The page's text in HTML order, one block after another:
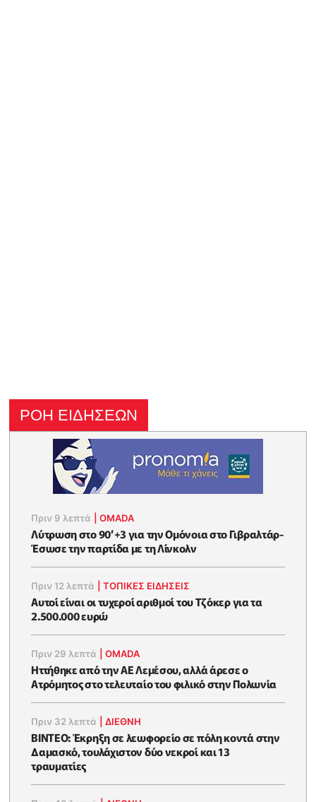
ΡΟΗ ΕΙΔΗΣΕΩΝ
Πριν 9 λεπτά |OMADA
Λύτρωση στο 90’+3 για την Ομόνοια στο Γιβραλτάρ-
Έσωσε την παρτίδα με τη Λίνκολν
Πριν 12 λεπτά |ΤΟΠΙΚΕΣ ΕΙΔΗΣΕΙΣ
Αυτοί είναι οι τυχεροί αριθμοί του Τζόκερ για τα
2.500.000 ευρώ
Πριν 29 λεπτά |OMADA
Ηττήθηκε από την ΑΕ Λεμέσου, αλλά άρεσε ο
Ατρόμητος στο τελευταίο του φιλικό στην Πολωνία
Πριν 32 λεπτά |ΔΙΕΘΝΗ
ΒΙΝΤΕΟ: Έκρηξη σε λεωφορείο σε πόλη κοντά στην
Δαμασκό, τουλάχιστον δύο νεκροί και 13
τραυματίες